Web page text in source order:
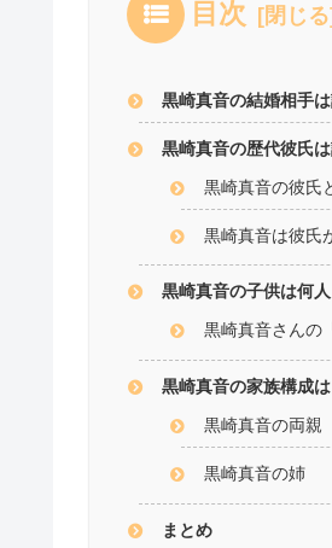
目次
黒崎真音の結婚相手は
黒崎真音の歴代彼氏は
黒崎真音の彼氏
黒崎真音は彼氏
黒崎真音の子供は何人
黒崎真音さんの
黒崎真音の家族構成は
黒崎真音の両親
黒崎真音の姉
まとめ